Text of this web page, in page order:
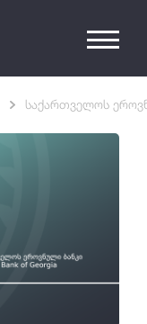
საქართველოს